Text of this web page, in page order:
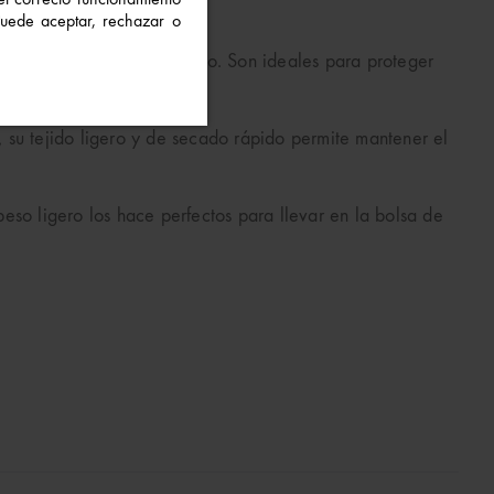
aceptar, rechazar o
durante su uso. Son ideales para proteger
tejido ligero y de secado rápido permite mantener el
ligero los hace perfectos para llevar en la bolsa de